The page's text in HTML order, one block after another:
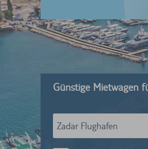
Günstige Mietwagen